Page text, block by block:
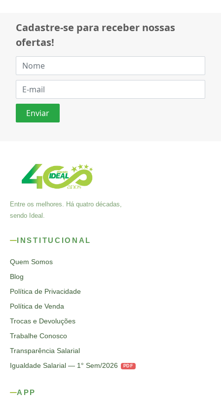
Cadastre-se para receber nossas
ofertas!
Entre os melhores. Há quatro décadas,
sendo Ideal.
INSTITUCIONAL
Quem Somos
Blog
Política de Privacidade
Política de Venda
Trocas e Devoluções
Trabalhe Conosco
Transparência Salarial
Igualdade Salarial — 1° Sem/2026
PDF
APP